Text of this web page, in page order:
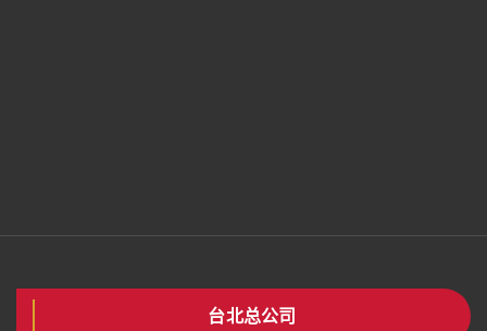
台北总公司